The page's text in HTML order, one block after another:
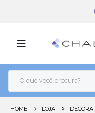
HOME LOJA